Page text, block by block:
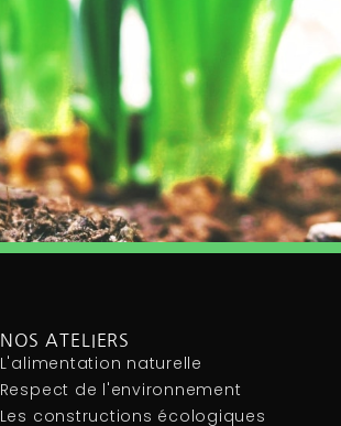
NOS ATELIERS
L'alimentation naturelle
Respect de l'environnement
Les constructions écologiques